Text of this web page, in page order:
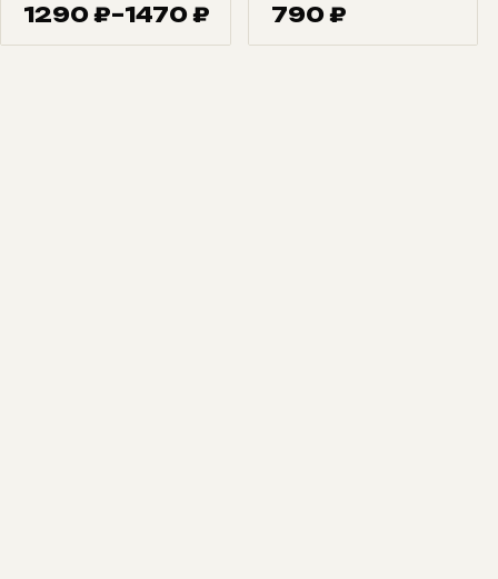
1290 ₽–1470 ₽
Диапазон
цен:
790 ₽